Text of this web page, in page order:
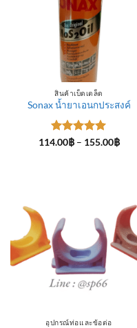
สินค้าเบ็ดเตล็ด
Sonax น้ำยาเอนกประสงค์
ให้คะแนน
114.00฿ – 155.00฿Price
อุปกรณ์ท่อและข้อต่อ